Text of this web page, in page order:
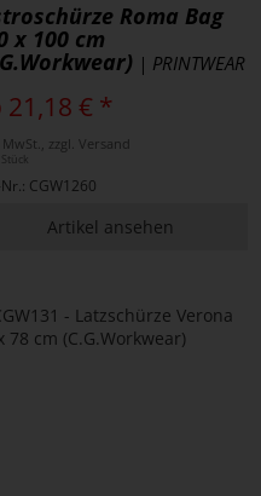
Roma Bag
x 100 cm
| PRINTWEAR
21,18 € *
MwSt., zzgl. Versand
CGW1260
Artikel ansehen